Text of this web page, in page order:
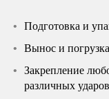
Подготовка и
Вынос и
Закрепление
различных